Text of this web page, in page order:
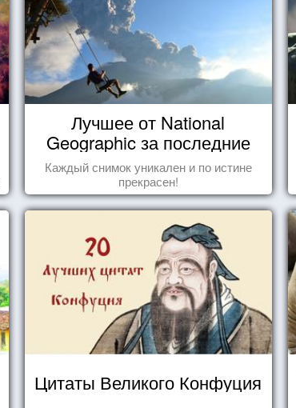
Лучшее от National
Geographic за последние
пару лет
Каждый снимок уникален и по истине
прекрасен!
Цитаты Великого Конфуция